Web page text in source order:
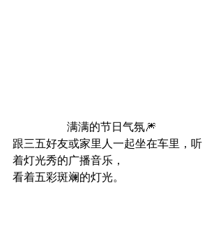
满满的节日气氛🎆
跟三五好友或家里人一起坐在车里，听
着灯光秀的广播音乐，
看着五彩斑斓的灯光。